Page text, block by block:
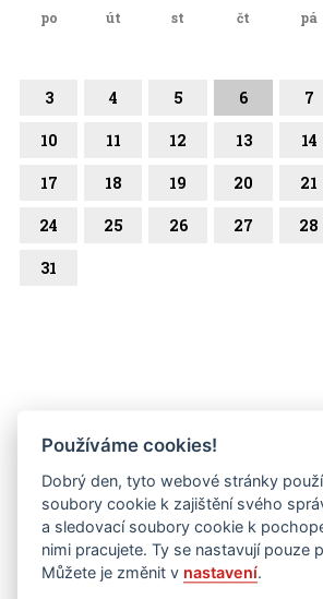
po út st čt pá
3 4 5 6 7
10 11 12 13 14
17 18 19 20 21
24 25 26 27 28
31
Používáme cookies!
Dobrý den, tyto webové stránky
soubory cookie k zajištění svého
a sledovací soubory cookie k
nimi pracujete. Ty se nastavují pouze
Můžete je změnit v nastavení.